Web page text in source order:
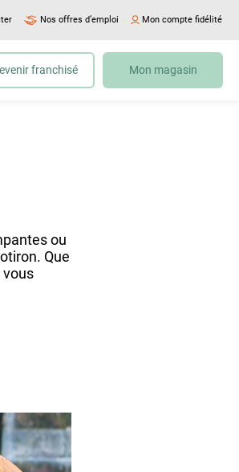
Nos offres d’emploi Mon compte fidélité
franchisé Mon magasin
ou
Que
vous